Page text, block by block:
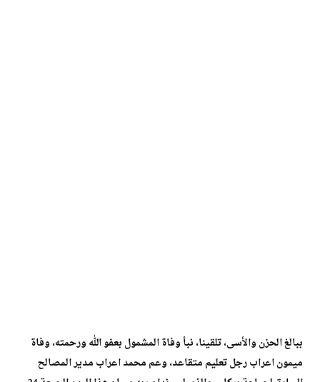
ببالغ الحزن والأسى، تلقينا، نبأ وفاة المشمول بعفو الله ورحمته، وفاة
ميمون اعراب رجل تعليم متقاعد، وعم محمد اعراب مدير المصالح